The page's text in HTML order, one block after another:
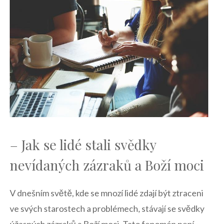
– Jak se lidé stali svědky
nevídaných zázraků a Boží moci
V dnešním světě, kde se mnozí lidé zdají být ztraceni
ve svých starostech a problémech, stávají se svědky